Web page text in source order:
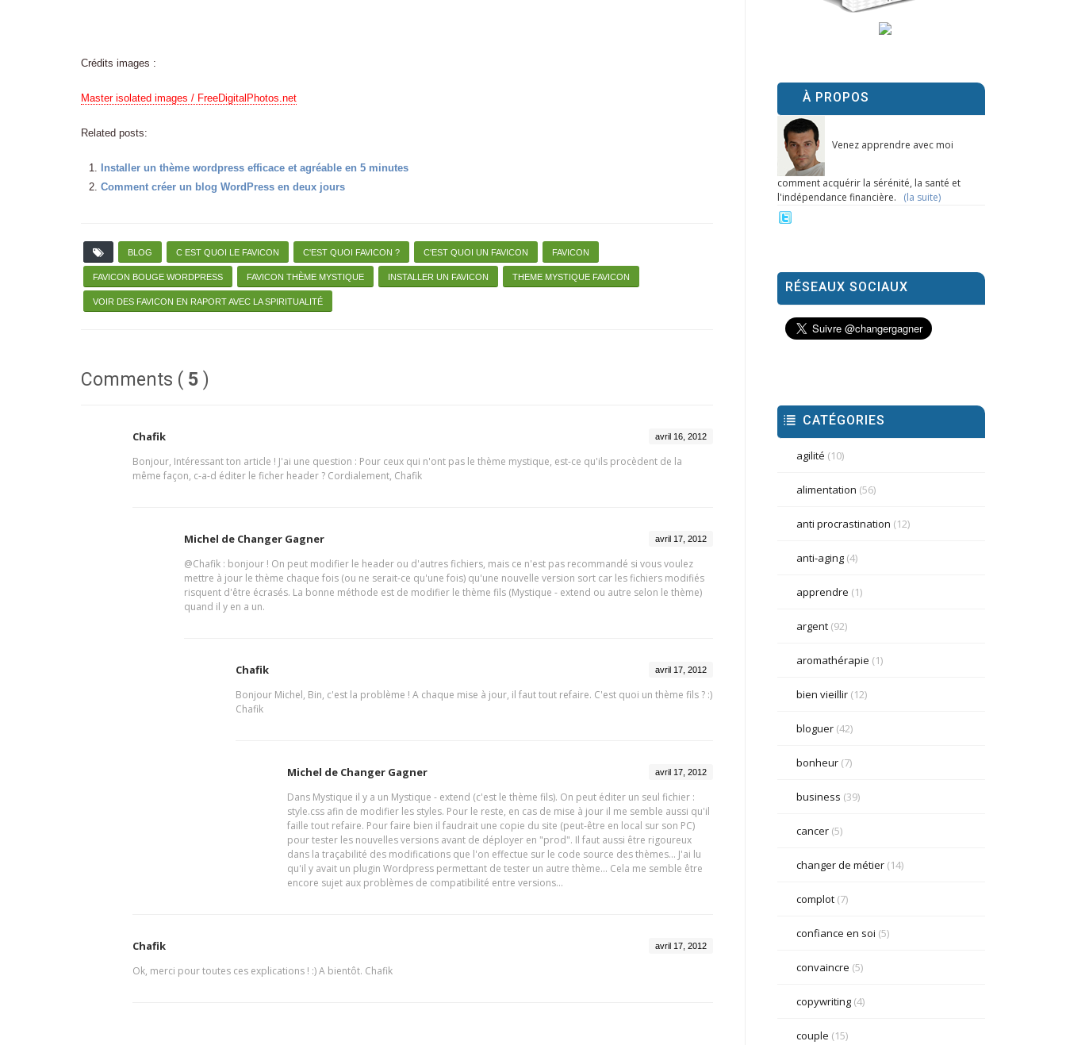
Crédits images :
Master isolated images / FreeDigitalPhotos.net
Related posts:
Installer un thème wordpress efficace et agréable en 5 minutes
Comment créer un blog WordPress en deux jours
BLOG C EST QUOI LE FAVICON C'EST QUOI FAVICON ? C'EST QUOI UN FAVICON FAVICON
FAVICON BOUGE WORDPRESS FAVICON THÈME MYSTIQUE INSTALLER UN FAVICON THEME MYSTIQUE FAVICON
VOIR DES FAVICON EN RAPORT AVEC LA SPIRITUALITÉ
Comments ( 5 )
avril 16, 2012
Chafik
Bonjour, Intéressant ton article ! J'ai une question : Pour ceux qui n'ont pas le thème mystique, est-ce qu'ils procèdent de la
même façon, c-a-d éditer le ficher header ? Cordialement, Chafik
avril 17, 2012
Michel de Changer Gagner
@Chafik : bonjour ! On peut modifier le header ou d'autres fichiers, mais ce n'est pas recommandé si vous voulez
mettre à jour le thème chaque fois (ou ne serait-ce qu'une fois) qu'une nouvelle version sort car les fichiers modifiés
risquent d'être écrasés. La bonne méthode est de modifier le thème fils (Mystique - extend ou autre selon le thème)
quand il y en a un.
avril 17, 2012
Chafik
Bonjour Michel, Bin, c'est la problème ! A chaque mise à jour, il faut tout refaire. C'est quoi un thème fils ? :)
Chafik
avril 17, 2012
Michel de Changer Gagner
Dans Mystique il y a un Mystique - extend (c'est le thème fils). On peut éditer un seul fichier :
style.css afin de modifier les styles. Pour le reste, en cas de mise à jour il me semble aussi qu'il
faille tout refaire. Pour faire bien il faudrait une copie du site (peut-être en local sur son PC)
pour tester les nouvelles versions avant de déployer en "prod". Il faut aussi être rigoureux
dans la traçabilité des modifications que l'on effectue sur le code source des thèmes... J'ai lu
qu'il y avait un plugin Wordpress permettant de tester un autre thème... Cela me semble être
encore sujet aux problèmes de compatibilité entre versions...
avril 17, 2012
Chafik
Ok, merci pour toutes ces explications ! :) A bientôt. Chafik
À PROPOS
Venez apprendre avec moi
comment acquérir la sérénité, la santé et
l'indépendance financière. (la suite)
RÉSEAUX SOCIAUX
CATÉGORIES
agilité (10)
alimentation (56)
anti procrastination (12)
anti-aging(4)
apprendre (1)
argent(92)
aromathérapie (1)
bien vieillir(12)
bloguer(42)
bonheur(7)
business (39)
cancer(5)
changer de métier(14)
complot(7)
confiance en soi (5)
convaincre (5)
copywriting(4)
couple (15)